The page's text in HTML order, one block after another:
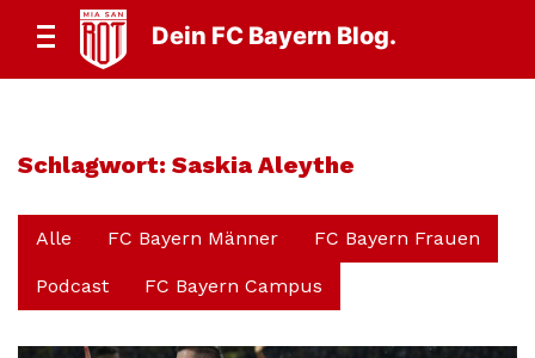
Dein FC Bayern Blog.
Schlagwort: Saskia Aleythe
Alle FC Bayern Männer FC Bayern Frauen
Podcast FC Bayern Campus